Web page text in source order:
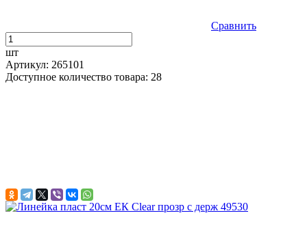
Сравнить
шт
Артикул: 265101
Доступное количество товара: 28